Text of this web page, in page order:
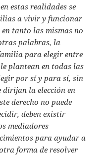
estas realidades se
a vivir y funcionar
en tanto las mismas no
palabras, la
para elegir entre
plantean en todas las
por sí y para sí, sin
dirijan la elección en
derecho no puede
deben existir
mediadores
para ayudar a
forma de resolver